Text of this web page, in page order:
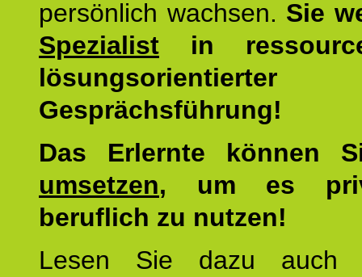
persönlich wachsen. Sie
Spezialist in
lösungsorientierter
Gesprächsführung!
Das Erlernte können
umsetzen, um es
beruflich zu nutzen!
Lesen Sie dazu